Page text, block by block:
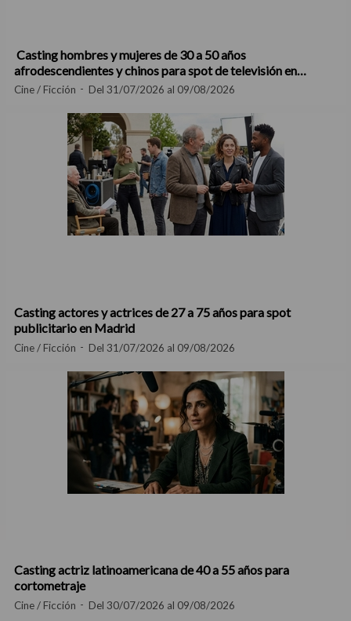
Casting hombres y mujeres de 30 a 50 años
afrodescendientes y chinos para spot de televisión en
Madrid
Cine / Ficción Del 31/07/2026 al 09/08/2026
Casting actores y actrices de 27 a 75 años para spot
publicitario en Madrid
Cine / Ficción Del 31/07/2026 al 09/08/2026
Casting actriz latinoamericana de 40 a 55 años para
cortometraje
Cine / Ficción Del 30/07/2026 al 09/08/2026